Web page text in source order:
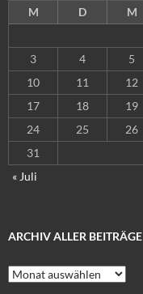
M D M
3
4 5
10
11 12
17
18 19
24
25 26
31
« Juli
ARCHIV ALLER BEITRÄGE
Archiv
aller